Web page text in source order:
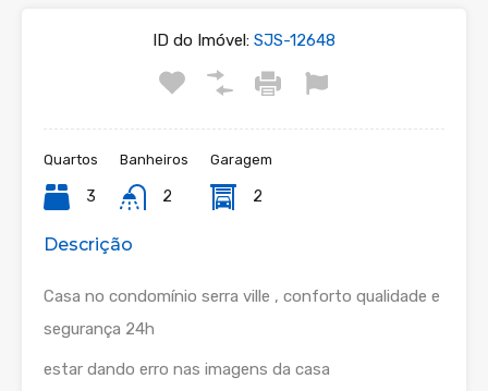
ID do Imóvel: SJS-12648
Quartos
3
Banheiros
2
Garagem
2
Descrição
Casa no condomínio serra ville , conforto qualidade e
segurança 24h
estar dando erro nas imagens da casa